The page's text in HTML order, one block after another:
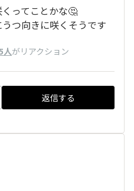
ってことかな🤔
つ向きに咲くそうです
人がリアクション
返信する